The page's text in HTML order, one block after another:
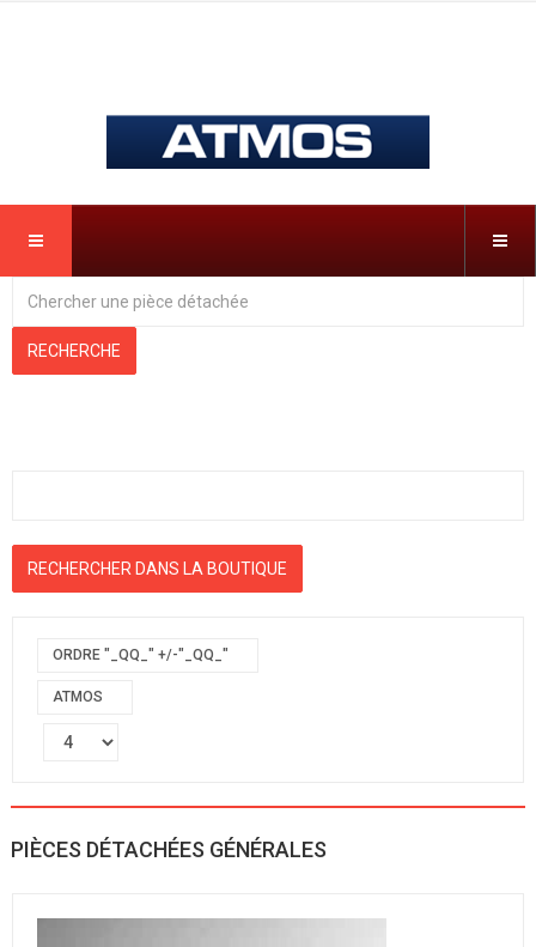
ORDRE "_QQ_" +/-"_QQ_"
ATMOS
PIÈCES DÉTACHÉES GÉNÉRALES